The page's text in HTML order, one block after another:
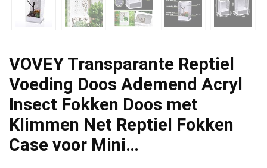
VOVEY Transparante Reptiel
Voeding Doos Ademend Acryl
Insect Fokken Doos met
Klimmen Net Reptiel Fokken
Case voor Mini…